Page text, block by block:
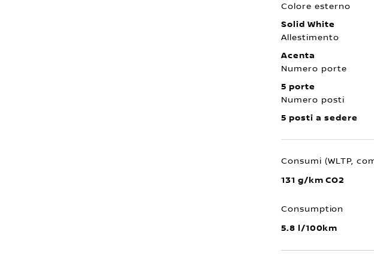
Colore esterno
Solid White
Allestimento
Acenta
Numero porte
5 porte
Numero posti
5 posti a sedere
Consumi (WLTP,
131 g/km CO2
Consumption
5.8 l/100km